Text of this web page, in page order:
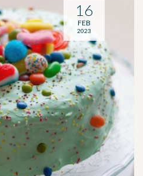
16
FEB
2023